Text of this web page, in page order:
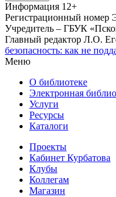
Информация 12+
Регистрационный номер
Учредитель – ГБУК
Главный редактор Л.О.
безопасность: как не
Меню
О библиотеке
Электронная
Услуги
Ресурсы
Каталоги
Проекты
Кабинет Курбатова
Клубы
Коллегам
Магазин